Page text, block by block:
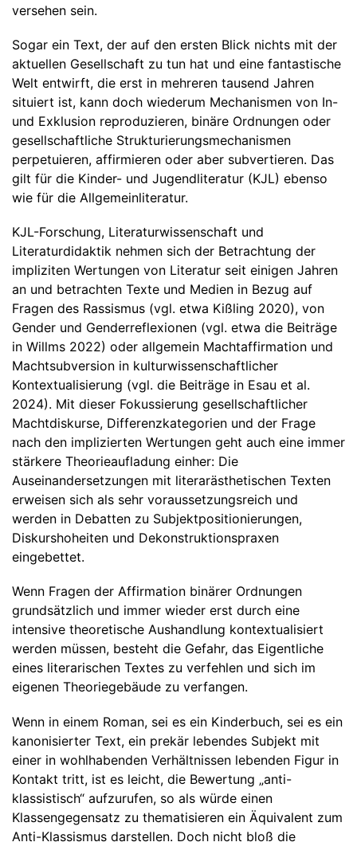
versehen sein.
Sogar ein Text, der auf den ersten Blick nichts mit der
aktuellen Gesellschaft zu tun hat und eine fantastische
Welt entwirft, die erst in mehreren tausend Jahren
situiert ist, kann doch wiederum Mechanismen von In-
und Exklusion reproduzieren, binäre Ordnungen oder
gesellschaftliche Strukturierungsmechanismen
perpetuieren, affirmieren oder aber subvertieren. Das
gilt für die Kinder- und Jugendliteratur (KJL) ebenso
wie für die Allgemeinliteratur.
KJL-Forschung, Literaturwissenschaft und
Literaturdidaktik nehmen sich der Betrachtung der
impliziten Wertungen von Literatur seit einigen Jahren
an und betrachten Texte und Medien in Bezug auf
Fragen des Rassismus (vgl. etwa Kißling 2020), von
Gender und Genderreflexionen (vgl. etwa die Beiträge
in Willms 2022) oder allgemein Machtaffirmation und
Machtsubversion in kulturwissenschaftlicher
Kontextualisierung (vgl. die Beiträge in Esau et al.
2024). Mit dieser Fokussierung gesellschaftlicher
Machtdiskurse, Differenzkategorien und der Frage
nach den implizierten Wertungen geht auch eine immer
stärkere Theorieaufladung einher: Die
Auseinandersetzungen mit literarästhetischen Texten
erweisen sich als sehr voraussetzungsreich und
werden in Debatten zu Subjektpositionierungen,
Diskurshoheiten und Dekonstruktionspraxen
eingebettet.
Wenn Fragen der Affirmation binärer Ordnungen
grundsätzlich und immer wieder erst durch eine
intensive theoretische Aushandlung kontextualisiert
werden müssen, besteht die Gefahr, das Eigentliche
eines literarischen Textes zu verfehlen und sich im
eigenen Theoriegebäude zu verfangen.
Wenn in einem Roman, sei es ein Kinderbuch, sei es ein
kanonisierter Text, ein prekär lebendes Subjekt mit
einer in wohlhabenden Verhältnissen lebenden Figur in
Kontakt tritt, ist es leicht, die Bewertung „anti-
klassistisch“ aufzurufen, so als würde einen
Klassengegensatz zu thematisieren ein Äquivalent zum
Anti-Klassismus darstellen. Doch nicht bloß die